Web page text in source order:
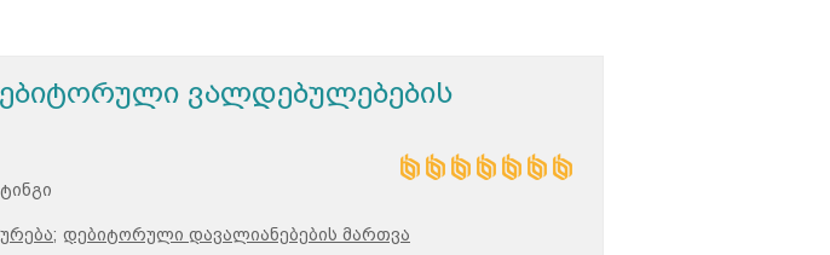
ვალდებულებების
დებიტორული დავალიანებების მართვა